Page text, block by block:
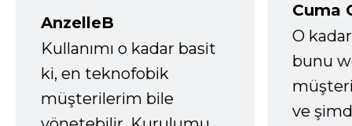
AnzelleB
Kullanımı o kadar basit
ki, en teknofobik
müşterilerim bile
Cuma
O
bunu
ve